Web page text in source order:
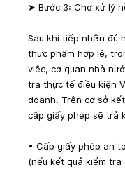
➤ Bước 3: Chờ xử lý
Sau khi tiếp nhận đủ
thực phẩm hợp lệ,
việc, cơ quan nhà
tra thực tế điều kiện
doanh. Trên cơ sở
cấp giấy phép sẽ trả
• Cấp giấy phép an
(nếu kết quả kiểm